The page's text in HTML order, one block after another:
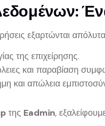
εξαρτώνται
της επιχείρησης.
και παραβίαση
και απώλεια
της Eadmin,